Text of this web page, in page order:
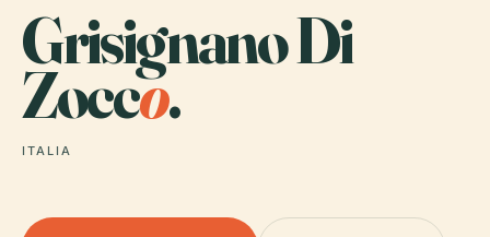
Grisignano Di
Zocco.
ITALIA